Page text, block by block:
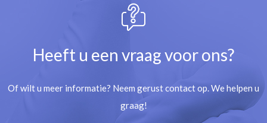
Heeft u een vraag voor ons?
Of wilt u meer informatie? Neem gerust contact op. We helpen u
graag!